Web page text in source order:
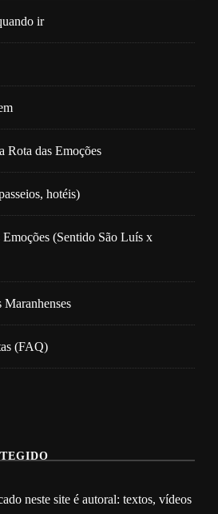
ir
Rota das Emoções
hotéis)
Emoções (Sentido São Luís x
Maranhenses
(FAQ)
neste site é autoral: textos, vídeos